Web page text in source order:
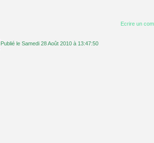
Ecrire un
Publié le Samedi 28 Août 2010 à 13:47:50